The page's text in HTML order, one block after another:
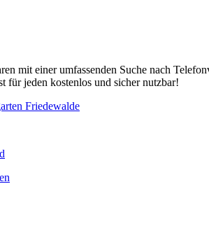
mit einer umfassenden Suche nach
für jeden kostenlos und sicher nutzbar!
Friedewalde